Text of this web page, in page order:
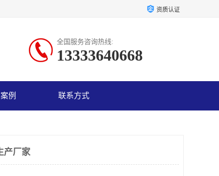
资质认证
全国服务咨询热线:
13333640668
例 联系方式
产厂家